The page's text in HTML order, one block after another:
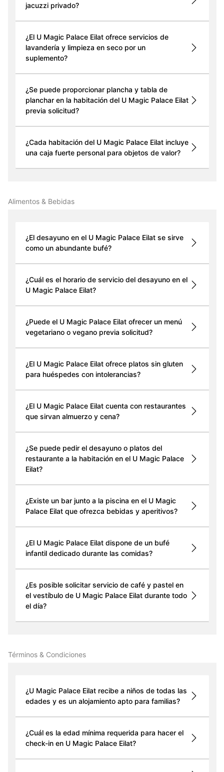
jacuzzi privado?
¿El U Magic Palace Eilat ofrece servicios de
lavandería y limpieza en seco por un
suplemento?
¿Se puede proporcionar plancha y tabla de
planchar en la habitación del U Magic Palace Eilat
previa solicitud?
¿Cada habitación del U Magic Palace Eilat incluye
una caja fuerte personal para objetos de valor?
Alimentos & Bebidas
¿El desayuno en el U Magic Palace Eilat se sirve
como un abundante bufé?
¿Cuál es el horario de servicio del desayuno en el
U Magic Palace Eilat?
¿Puede el U Magic Palace Eilat ofrecer un menú
vegetariano o vegano previa solicitud?
¿El U Magic Palace Eilat ofrece platos sin gluten
para huéspedes con intolerancias?
¿El U Magic Palace Eilat cuenta con restaurantes
que sirvan almuerzo y cena?
¿Se puede pedir el desayuno o platos del
restaurante a la habitación en el U Magic Palace
Eilat?
¿Existe un bar junto a la piscina en el U Magic
Palace Eilat que ofrezca bebidas y aperitivos?
¿El U Magic Palace Eilat dispone de un bufé
infantil dedicado durante las comidas?
¿Es posible solicitar servicio de café y pastel en
el vestíbulo de U Magic Palace Eilat durante todo
el día?
Términos & Condiciones
¿U Magic Palace Eilat recibe a niños de todas las
edades y es un alojamiento apto para familias?
¿Cuál es la edad mínima requerida para hacer el
check-in en U Magic Palace Eilat?